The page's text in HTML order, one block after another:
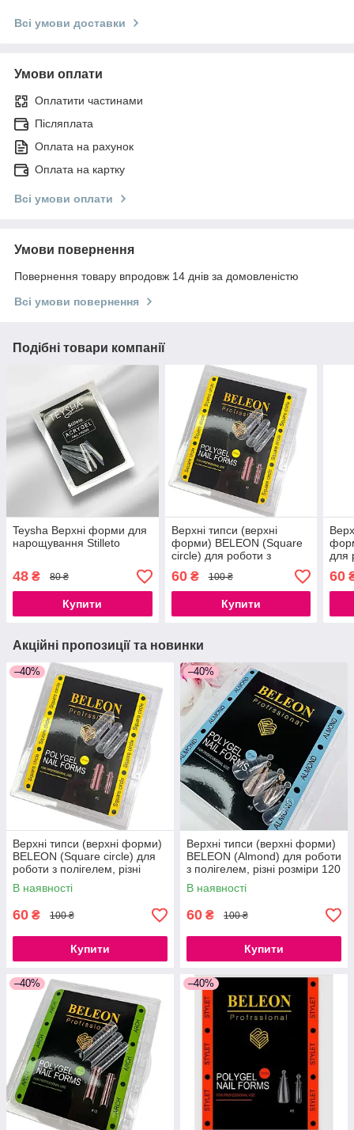
Всі умови доставки
Умови оплати
Оплатити частинами
Післяплата
Оплата на рахунок
Оплата на картку
Всі умови оплати
Умови повернення
Повернення товару впродовж 14 днів за домовленістю
Всі умови повернення
Подібні товари компанії
Teysha Верхні форми для
нарощування Stilleto
48 ₴ 80 ₴
Купити
Верхні типси (верхні
форми) BELEON (Square
circle) для роботи з
полігелем, різні розміри
120 шт
60₴ 100 ₴
Купити
для
60
Акційні пропозиції та новинки
–40%
Верхні типси (верхні форми)
BELEON (Square circle) для
роботи з полігелем, різні
розміри 120 шт
В наявності
60 ₴ 100 ₴
Купити
–40%
Верхні типси (верхні форми)
BELEON (Almond) для роботи
з полігелем, різні розміри 120
шт
В наявності
60 ₴ 100 ₴
Купити
–40% –40%